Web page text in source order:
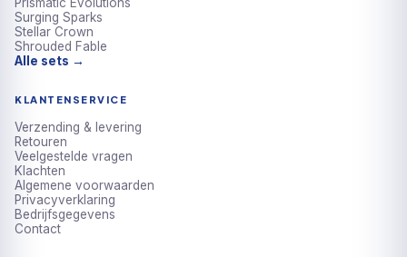
Prismatic Evolutions
Surging Sparks
Stellar Crown
Shrouded Fable
Alle sets →
KLANTENSERVICE
Verzending & levering
Retouren
Veelgestelde vragen
Klachten
Algemene voorwaarden
Privacyverklaring
Bedrijfsgegevens
Contact